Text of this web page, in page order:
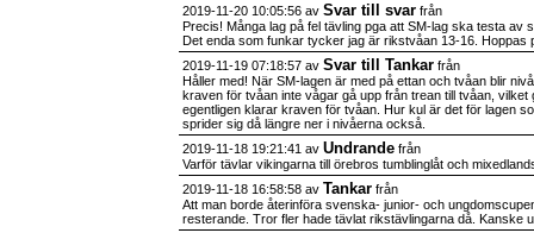
2019-11-20 10:05:56 av Svar till svar från
Precis! Många lag på fel tävling pga att SM-lag ska testa av
Det enda som funkar tycker jag är rikstvåan 13-16. Hoppas
2019-11-19 07:18:57 av Svar till Tankar från
Håller med! När SM-lagen är med på ettan och tvåan blir
kraven för tvåan inte vågar gå upp från trean till tvåan,
egentligen klarar kraven för tvåan. Hur kul är det för lagen
sprider sig då längre ner i nivåerna också.
2019-11-18 19:21:41 av Undrande från
Varför tävlar vikingarna till örebros tumblinglåt och
2019-11-18 16:58:58 av Tankar från
Att man borde återinföra svenska- junior- och
resterande. Tror fler hade tävlat rikstävlingarna då. Kanske